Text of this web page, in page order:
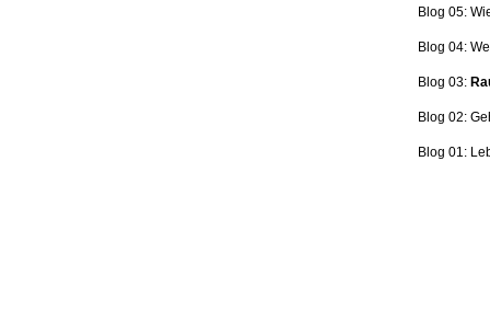
Blog 05:
Blog 04:
Blog 03:
Blog 02:
Blog 01: